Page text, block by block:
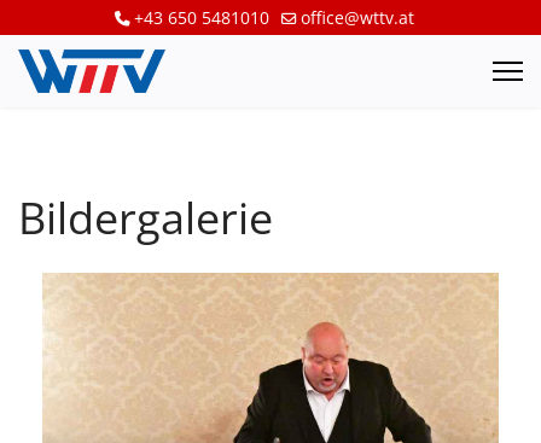
+43 650 5481010 office@wttv.at
Bildergalerie